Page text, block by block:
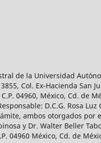
de la Universidad
Col. Ex-Hacienda San
04960, México, Cd. de
D.C.G. Rosa Luz
ambos otorgados por
y Dr. Walter Beller
04960 México, Cd. de